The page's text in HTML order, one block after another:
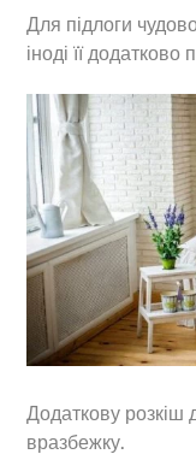
Для підлоги
іноді її
Додаткову розкіш
вразбежку.